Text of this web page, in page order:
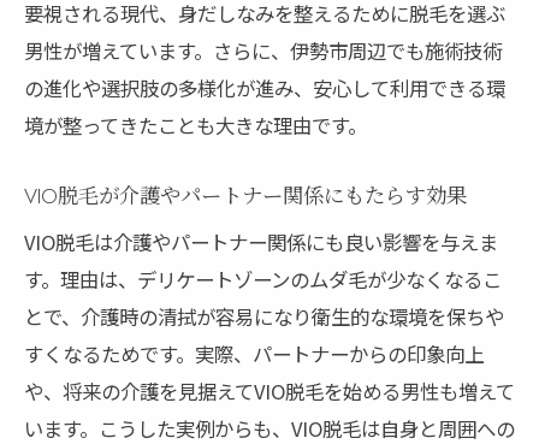
現
VIO脱毛の施術回数と効果的な通い方のコツ
伊勢市で受けられるメンズVIO脱毛の魅力
脱毛によるパートナーとの関係性向上の理
介護脱毛としてVIO脱毛を選ぶメリット
脱毛後のケアで持続する清潔感を手に入れ
る
男性の脱毛における医療脱毛と美容脱毛の違い
医療脱毛と美容脱毛の効果と通い方の違い
伊勢市で選べる脱毛プランの特徴を比較
要視される現代、身だしなみを整えるために脱毛を選ぶ
男性が増えています。さらに、伊勢市周辺でも施術技術
の進化や選択肢の多様化が進み、安心して利用できる環
境が整ってきたことも大きな理由です。
VIO脱毛が介護やパートナー関係にもたらす効果
VIO脱毛は介護やパートナー関係にも良い影響を与えま
す。理由は、デリケートゾーンのムダ毛が少なくなるこ
とで、介護時の清拭が容易になり衛生的な環境を保ちや
すくなるためです。実際、パートナーからの印象向上
や、将来の介護を見据えてVIO脱毛を始める男性も増えて
います。こうした実例からも、VIO脱毛は自身と周囲への